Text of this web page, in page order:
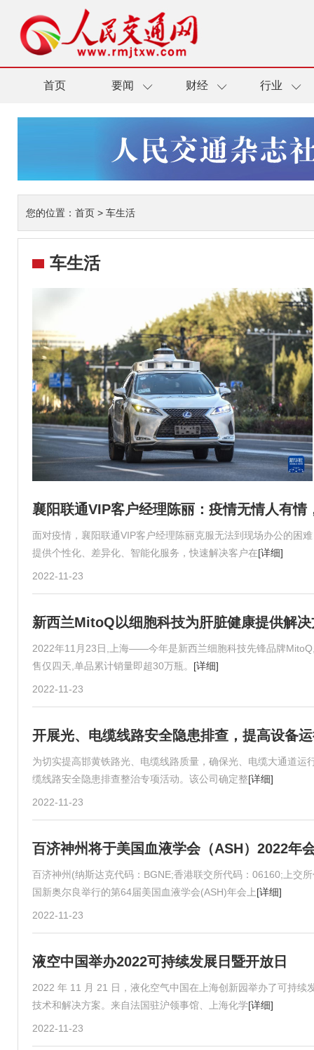
首页 要闻 财经 行业
您的位置： 首页 > 车生活
车生活
襄阳联通VIP客户经理陈丽：疫情无情人有情
面对疫情，襄阳联通VIP客户经理陈丽克服无法到现场办公的困
提供个性化、差异化、智能化服务，快速解决客户在[详细]
2022-11-23
新西兰MitoQ以细胞科技为肝脏健康提供解
2022年11月23日,上海——今年是新西兰细胞科技先锋品牌
售仅四天,单品累计销量即超30万瓶。 [详细]
2022-11-23
开展光、电缆线路安全隐患排查，提高设备
为切实提高邯黄铁路光、电缆线路质量，确保光、电缆大通道
缆线路安全隐患排查整治专项活动。该公司确定整[详细]
2022-11-23
百济神州将于美国血液学会（ASH）2022
展生存期（PFS）优效性结果进行最新突破
百济神州(纳斯达克代码：BGNE;香港联交所代码：06160;上交
国新奥尔良举行的第64届美国血液学会(ASH)年会上[详细]
2022-11-23
液空中国举办2022可持续发展日暨开放日
2022 年 11 月 21 日，液化空气中国在上海创新园举办了可持
技术和解决方案。来自法国驻沪领事馆、上海化学[详细]
2022-11-23